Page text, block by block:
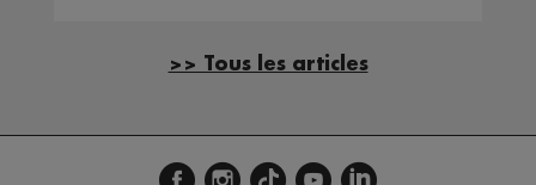
>> Tous les articles